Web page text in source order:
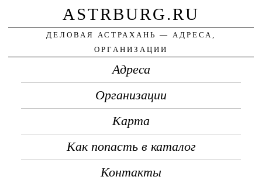
ASTRBURG.RU
ДЕЛОВАЯ АСТРАХАНЬ — АДРЕСА,
ОРГАНИЗАЦИИ
Адреса
Организации
Карта
Как попасть в каталог
Контакты